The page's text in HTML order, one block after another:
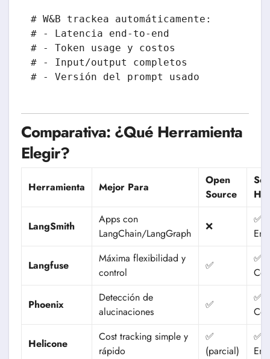
# W&B trackea automáticamente:
# - Latencia end-to-end
# - Token usage y costos
# - Input/output completos
Comparativa: ¿Qué Herramienta
Elegir?
Herramienta Mejor Para
Open
Source
LangSmith
Apps con
LangChain/LangGraph
❌
✅
Langfuse
Máxima flexibilidad y
control
✅
✅
Phoenix
Detección de
alucinaciones
✅
✅
Helicone
Cost tracking simple y
rápido
✅
(parcial)
✅